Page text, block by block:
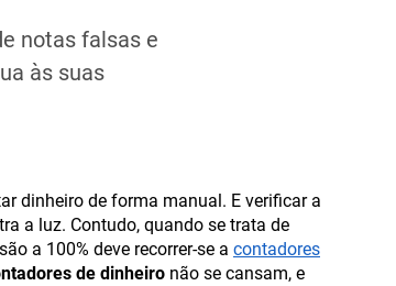
notas falsas e
às suas
dinheiro de forma manual. E verificar a
a luz. Contudo, quando se trata de
a 100% deve recorrer-se a contadores
de dinheiro não se cansam, e